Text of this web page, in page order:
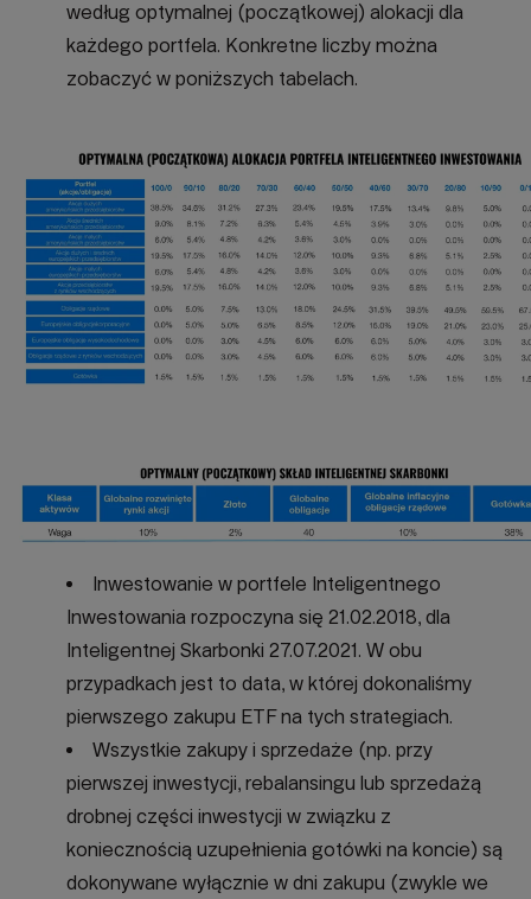
według optymalnej (początkowej) alokacji dla
każdego portfela. Konkretne liczby można
zobaczyć w poniższych tabelach.
Inwestowanie w portfele Inteligentnego
Inwestowania rozpoczyna się 21.02.2018, dla
Inteligentnej Skarbonki 27.07.2021. W obu
przypadkach jest to data, w której dokonaliśmy
pierwszego zakupu ETF na tych strategiach.
Wszystkie zakupy i sprzedaże (np. przy
pierwszej inwestycji, rebalansingu lub sprzedażą
drobnej części inwestycji w związku z
koniecznością uzupełnienia gotówki na koncie) są
dokonywane wyłącznie w dni zakupu (zwykle we